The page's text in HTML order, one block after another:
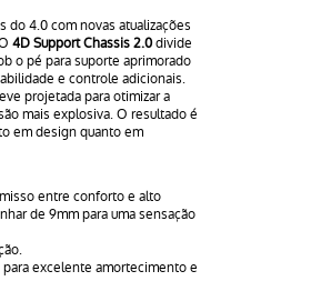
do 4.0 com novas atualizações
4D Support Chassis 2.0divide
o pé para suporte aprimorado
e controle adicionais.
projetada para otimizar a
mais explosiva. O resultado é
em design quanto em
entre conforto e alto
de 9mm para uma sensação
excelente amortecimento e